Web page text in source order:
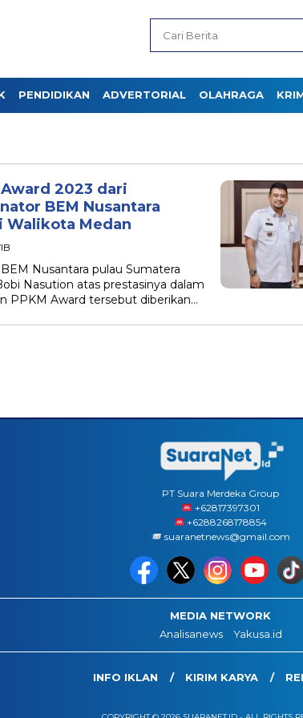
PENDIDIKAN ADVERTORIAL OLAHRAGA
2023 dari
BEM Nusantara
Walikota Medan
Nusantara pulau Sumatera
Nasution atas prestasinya dalam
PPKM Award tersebut diberikan…
PT Suara Merdeka Group
‪+62817397301
+6288268178854
suaranetnews@gmail.com
MEDIA NETWORK
Analisanews
Yakusa.id
INFO IKLAN KIRIM KARYA